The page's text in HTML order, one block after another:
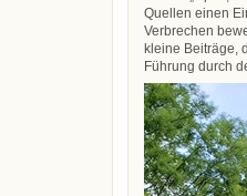
Quellen einen
Verbrechen
kleine Beiträge,
Führung durch